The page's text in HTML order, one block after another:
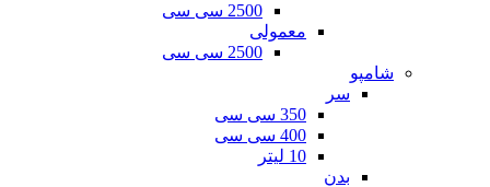
2500 سی سی
معمولی
2500 سی سی
شامپو
سر
350 سی سی
400 سی سی
10 لیتر
بدن